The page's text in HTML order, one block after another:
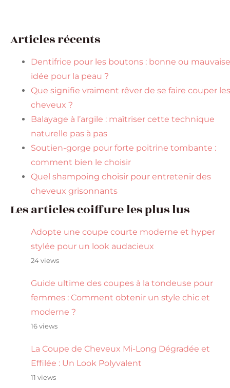
Articles récents
Dentifrice pour les boutons : bonne ou mauvaise
idée pour la peau ?
Que signifie vraiment rêver de se faire couper les
cheveux ?
Balayage à l’argile : maîtriser cette technique
naturelle pas à pas
Soutien-gorge pour forte poitrine tombante :
comment bien le choisir
Quel shampoing choisir pour entretenir des
cheveux grisonnants
Les articles coiffure les plus lus
Adopte une coupe courte moderne et hyper
stylée pour un look audacieux
24 views
Guide ultime des coupes à la tondeuse pour
femmes : Comment obtenir un style chic et
moderne ?
16 views
La Coupe de Cheveux Mi-Long Dégradée et
Effilée : Un Look Polyvalent
11 views